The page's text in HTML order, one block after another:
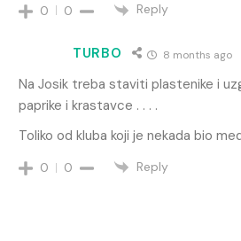
0 0 Reply
TURBO 8 months ago
Na Josik treba staviti plastenike i
paprike i krastavce . . . .
Toliko od kluba koji je nekada bio
0 0 Reply